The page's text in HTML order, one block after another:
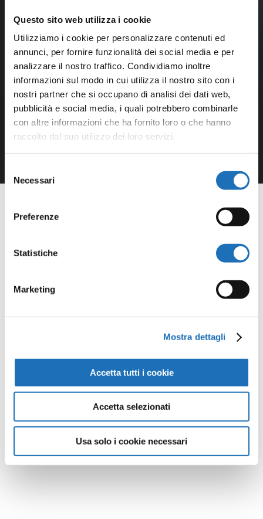
Questo sito web utilizza i cookie
Utilizziamo i cookie per personalizzare contenuti ed
annunci, per fornire funzionalità dei social media e per
analizzare il nostro traffico. Condividiamo inoltre
informazioni sul modo in cui utilizza il nostro sito con i
nostri partner che si occupano di analisi dei dati web,
pubblicità e social media, i quali potrebbero combinarle
con altre informazioni che ha fornito loro o che hanno
raccolto dal suo utilizzo dei loro servizi.
delNecessari
Preferenze
Statistiche
Marketing
Mostra dettagli
Accetta tutti i cookie
Accetta selezionati
Usa solo i cookie necessari
Opere della
Virtuale
Cesenatico nella Galleria Virtuale:
un viaggio artistico senza confini.
Guarda tutte le opere